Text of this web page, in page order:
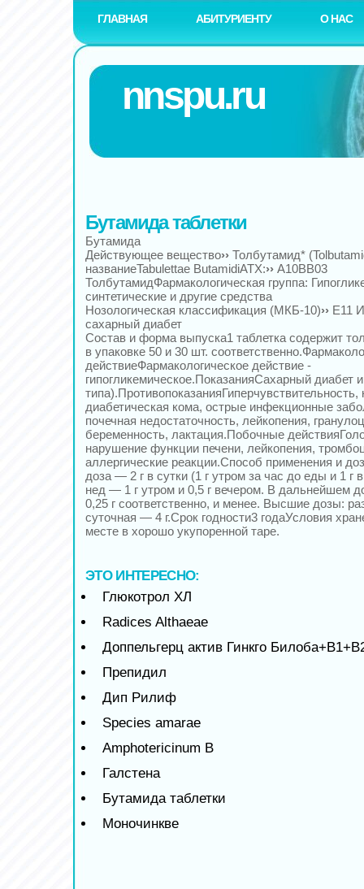
ГЛАВНАЯ АБИТУРИЕНТУ О НАС
nnspu.ru
Бутамида таблетки
Бутамида
Действующее вещество›› Толбутамид*
названиеTabulettae ButamidiАТХ:›› A10BB03
ТолбутамидФармакологическая группа:
синтетические и другие средства
Нозологическая классификация (МКБ-10)›› E11
сахарный диабет
Состав и форма выпуска1 таблетка содержит
в упаковке 50 и 30 шт.
действиеФармакологическое действие -
гипогликемическое.ПоказанияСахарный диабет
типа).ПротивопоказанияГиперчувствительность,
диабетическая кома, острые инфекционные
почечная недостаточность, лейкопения,
беременность, лактация.Побочные
нарушение функции печени, лейкопения,
аллергические реакции.Способ применения и
доза — 2 г в сутки (1 г утром за час до еды и 1 г
нед — 1 г утром и 0,5 г вечером. В дальнейшем
0,25 г соответственно, и менее. Высшие дозы:
суточная — 4 г.Срок годности3 годаУсловия
месте в хорошо укупоренной таре.
ЭТО ИНТЕРЕСНО:
Глюкотрол ХЛ
Radices Althaeae
Доппельгерц актив Гинкго
Препидил
Дип Рилиф
Species amarae
Amphotericinum B
Галстена
Бутамида таблетки
Моночинкве